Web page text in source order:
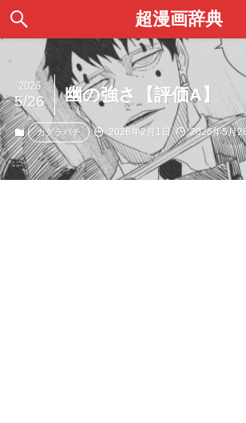
超漫画辞典
幽の強さ【評価A】
2026
5/26
カグラバチ 2026年2月1日 2026年5月